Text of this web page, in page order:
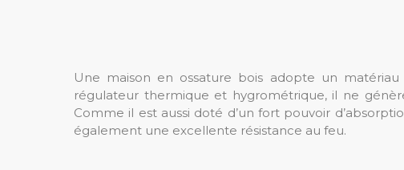
Une maison en ossature bois adopte un
régulateur thermique et hygrométrique, il ne
Comme il est aussi doté d’un fort pouvoir
également une excellente résistance au feu.